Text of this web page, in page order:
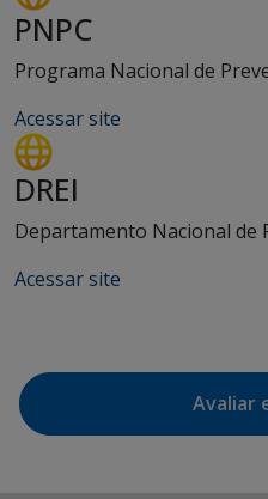
PNPC
Programa Nacional de
Acessar site
DREI
Departamento Nacional de
Acessar site
Avaliar